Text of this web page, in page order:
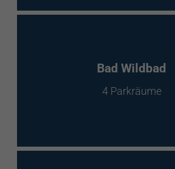
Bad Wildbad
4 Parkräume